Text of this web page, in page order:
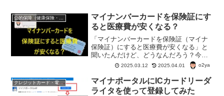
公的保障（健康保険・年金・雇用保険・生活保護・災害時の補償）
マイナンバーカードを保険証にす
ると医療費が安くなる？
「マイナンバーカードを保険証（マイナ
保険証）にすると医療費が安くなる」と
聞いたんだけど、どうなんだろう？今ま
で、マイナンバーカードを保険証として
使ってなかったんだけど、本当に医療費
は安くなる？デメリットは？ほかにメリ
ットってないの？
2025.03.12 2025.04.01 o2ya
クレジットカード・電子マネー・pay・ポイント
マイナポータルにICカードリーダ
ライタを使って登録してみた